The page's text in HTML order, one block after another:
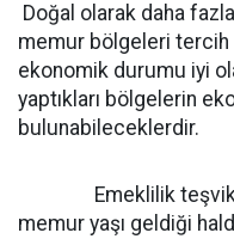
Doğal olarak daha
memur bölgeleri tercih
ekonomik durumu iyi
yaptıkları bölgelerin
bulunabileceklerdir.
Emeklilik teşvik
memur yaşı geldiği